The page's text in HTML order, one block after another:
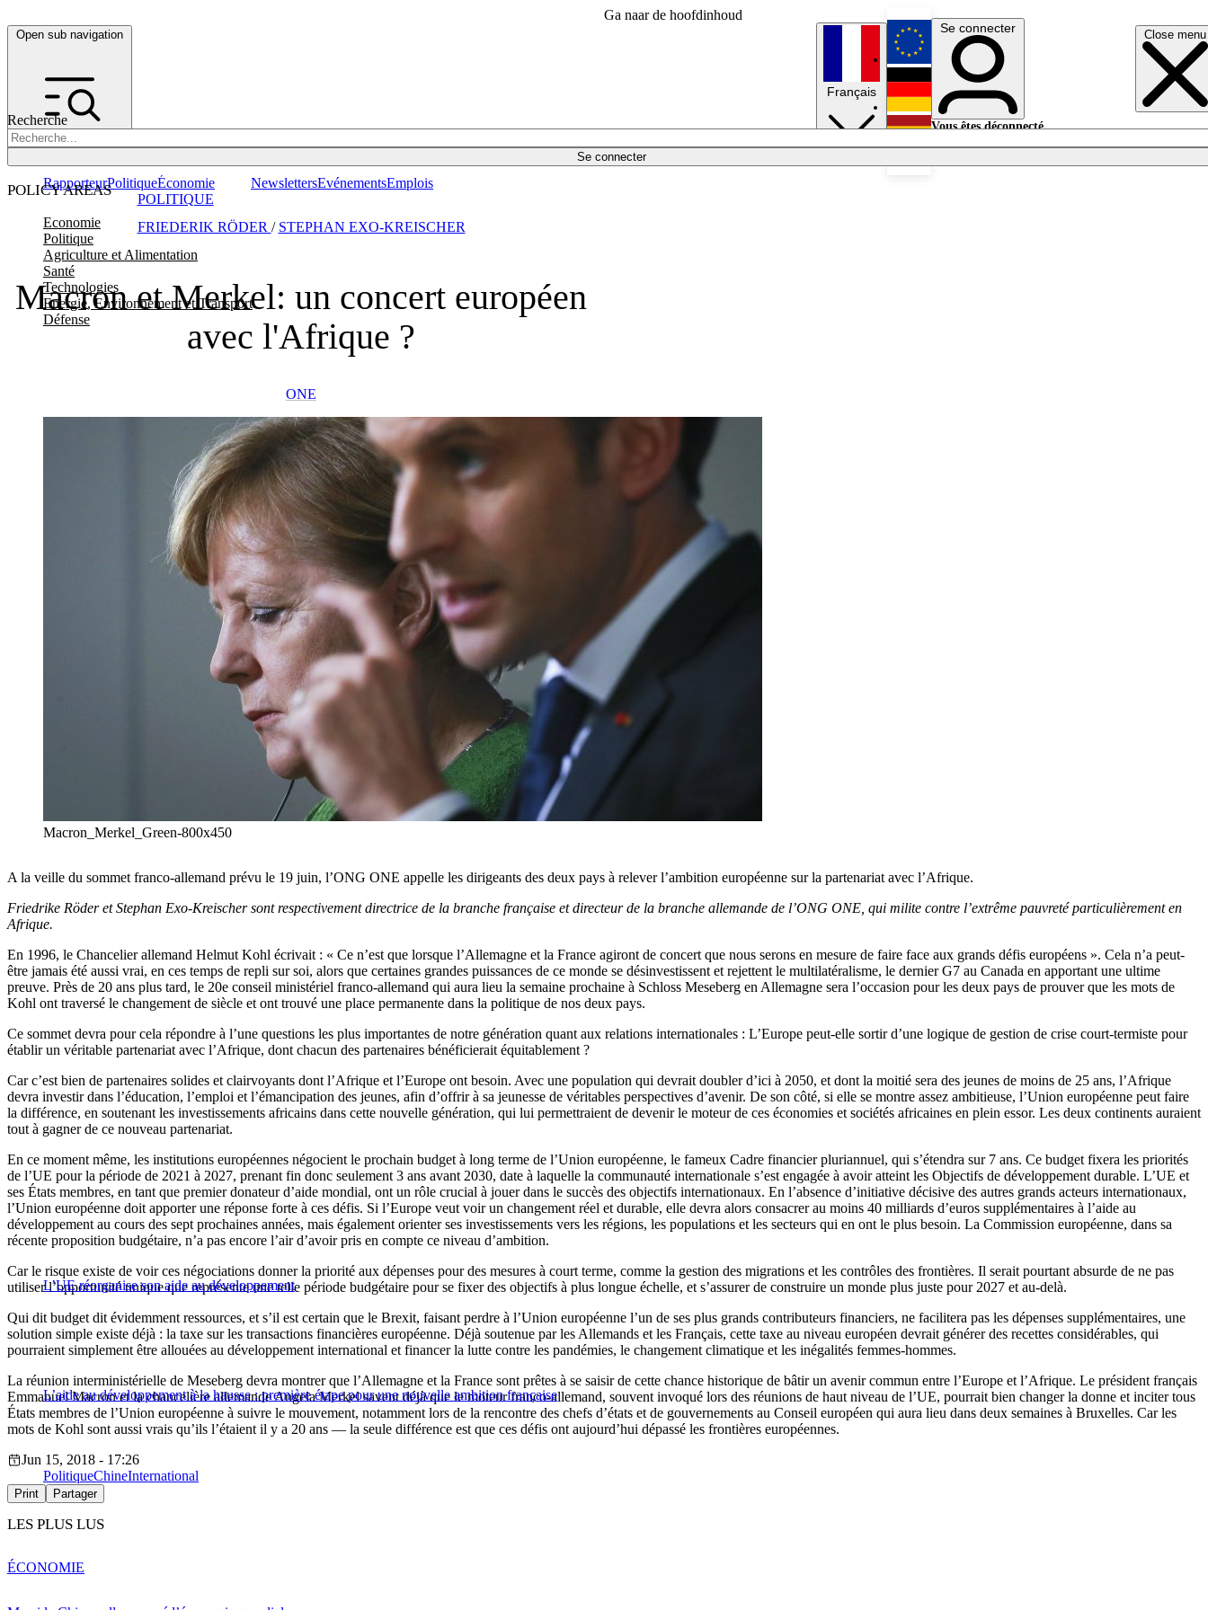
Ga naar de hoofdinhoud
Open sub navigation Close menu
Recherche
Se connecter
POLICY AREAS
Economie
Politique
Agriculture et Alimentation
Santé
Technologies
Energie, Environnement et Transport
Défense
RapporteurPolitiqueÉconomie NewslettersEvénementsEmplois
Français
English
Deutsch
Se connecter
Vous êtes déconnecté.
Macron et Merkel: un concert européen
avec l'Afrique ?
FRIEDERIK RÖDER / STEPHAN EXO-KREISCHER
POLITIQUE
ONE
Macron_Merkel_Green-800x450
A la veille du sommet franco-allemand prévu le 19 juin, l’ONG ONE appelle les dirigeants des deux pays à relever l’ambition européenne sur la partenariat avec l’Afrique.
Friedrike Röder et Stephan Exo-Kreischer sont respectivement directrice de la branche française et directeur de la branche allemande de l’ONG ONE, qui milite contre l’extrême pauvreté particulièrement en
Afrique.
En 1996, le Chancelier allemand Helmut Kohl écrivait : « Ce n’est que lorsque l’Allemagne et la France agiront de concert que nous serons en mesure de faire face aux grands défis européens ». Cela n’a peut-
être jamais été aussi vrai, en ces temps de repli sur soi, alors que certaines grandes puissances de ce monde se désinvestissent et rejettent le multilatéralisme, le dernier G7 au Canada en apportant une ultime
preuve. Près de 20 ans plus tard, le 20e conseil ministériel franco-allemand qui aura lieu la semaine prochaine à Schloss Meseberg en Allemagne sera l’occasion pour les deux pays de prouver que les mots de
Kohl ont traversé le changement de siècle et ont trouvé une place permanente dans la politique de nos deux pays.
Ce sommet devra pour cela répondre à l’une questions les plus importantes de notre génération quant aux relations internationales : L’Europe peut-elle sortir d’une logique de gestion de crise court-termiste pour
établir un véritable partenariat avec l’Afrique, dont chacun des partenaires bénéficierait équitablement ?
Car c’est bien de partenaires solides et clairvoyants dont l’Afrique et l’Europe ont besoin. Avec une population qui devrait doubler d’ici à 2050, et dont la moitié sera des jeunes de moins de 25 ans, l’Afrique
devra investir dans l’éducation, l’emploi et l’émancipation des jeunes, afin d’offrir à sa jeunesse de véritables perspectives d’avenir. De son côté, si elle se montre assez ambitieuse, l’Union européenne peut faire
la différence, en soutenant les investissements africains dans cette nouvelle génération, qui lui permettraient de devenir le moteur de ces économies et sociétés africaines en plein essor. Les deux continents auraient
tout à gagner de ce nouveau partenariat.
En ce moment même, les institutions européennes négocient le prochain budget à long terme de l’Union européenne, le fameux Cadre financier pluriannuel, qui s’étendra sur 7 ans. Ce budget fixera les priorités
de l’UE pour la période de 2021 à 2027, prenant fin donc seulement 3 ans avant 2030, date à laquelle la communauté internationale s’est engagée à avoir atteint les Objectifs de développement durable. L’UE et
ses États membres, en tant que premier donateur d’aide mondial, ont un rôle crucial à jouer dans le succès des objectifs internationaux. En l’absence d’initiative décisive des autres grands acteurs internationaux,
l’Union européenne doit apporter une réponse forte à ces défis. Si l’Europe veut voir un changement réel et durable, elle devra alors consacrer au moins 40 milliards d’euros supplémentaires à l’aide au
développement au cours des sept prochaines années, mais également orienter ses investissements vers les régions, les populations et les secteurs qui en ont le plus besoin. La Commission européenne, dans sa
récente proposition budgétaire, n’a pas encore l’air d’avoir pris en compte ce niveau d’ambition.
L’UE réorganise son aide au développement
Car le risque existe de voir ces négociations donner la priorité aux dépenses pour des mesures à court terme, comme la gestion des migrations et les contrôles des frontières. Il serait pourtant absurde de ne pas
utiliser l’opportunité unique que représente une telle période budgétaire pour se fixer des objectifs à plus longue échelle, et s’assurer de construire un monde plus juste pour 2027 et au-delà.
Qui dit budget dit évidemment ressources, et s’il est certain que le Brexit, faisant perdre à l’Union européenne l’un de ses plus grands contributeurs financiers, ne facilitera pas les dépenses supplémentaires, une
solution simple existe déjà : la taxe sur les transactions financières européenne. Déjà soutenue par les Allemands et les Français, cette taxe au niveau européen devrait générer des recettes considérables, qui
pourraient simplement être allouées au développement international et financer la lutte contre les pandémies, le changement climatique et les inégalités femmes-hommes.
L’aide au développement à la hausse : première étape pour une nouvelle ambition française
La réunion interministérielle de Meseberg devra montrer que l’Allemagne et la France sont prêtes à se saisir de cette chance historique de bâtir un avenir commun entre l’Europe et l’Afrique. Le président français
Emmanuel Macron et la chancelière allemande Angela Merkel savent déjà que le moteur franco-allemand, souvent invoqué lors des réunions de haut niveau de l’UE, pourrait bien changer la donne et inciter tous
États membres de l’Union européenne à suivre le mouvement, notamment lors de la rencontre des chefs d’états et de gouvernements au Conseil européen qui aura lieu dans deux semaines à Bruxelles. Car les
mots de Kohl sont aussi vrais qu’ils l’étaient il y a 20 ans — la seule différence est que ces défis ont aujourd’hui dépassé les frontières européennes.
Jun 15, 2018 - 17:26
PolitiqueChineInternational
Print Partager
LES PLUS LUS
ÉCONOMIE